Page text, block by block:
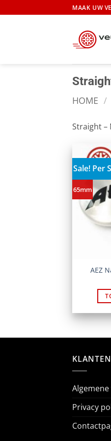
naar
MAAK UW
HOME /
Straight –
Sale! Per
65mm
AEZ
Privacy